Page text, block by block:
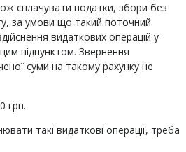
сплачувати податки, збори без
за умови що такий поточний
видаткових операцій у
підпунктом. Звернення
суми на такому рахунку не
грн.
такі видаткові операції, треба